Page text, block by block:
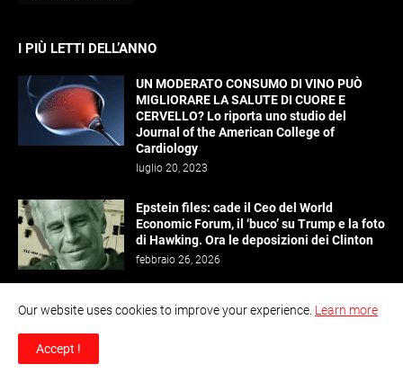
I PIÙ LETTI DELL’ANNO
UN MODERATO CONSUMO DI VINO PUÒ
MIGLIORARE LA SALUTE DI CUORE E
CERVELLO? Lo riporta uno studio del
Journal of the American College of
Cardiology
luglio 20, 2023
Epstein files: cade il Ceo del World
Economic Forum, il ‘buco’ su Trump e la foto
di Hawking. Ora le deposizioni dei Clinton
febbraio 26, 2026
armi e armamenti attraverso i confini
Our website uses cookies to improve your experience. Learn more
Accept !